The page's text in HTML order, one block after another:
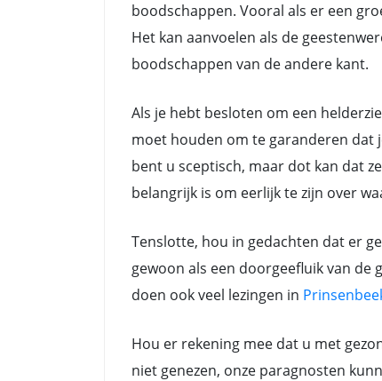
boodschappen. Vooral als er een
Het kan aanvoelen als de
boodschappen van de andere kant.
Als je hebt besloten om een
moet houden om te garanderen dat
bent u sceptisch, maar dot kan dat
belangrijk is om eerlijk te zijn over
Tenslotte, hou in gedachten dat er
gewoon als een doorgeefluik van de
doen ook veel lezingen in
Hou er rekening mee dat u met
niet genezen, onze paragnosten